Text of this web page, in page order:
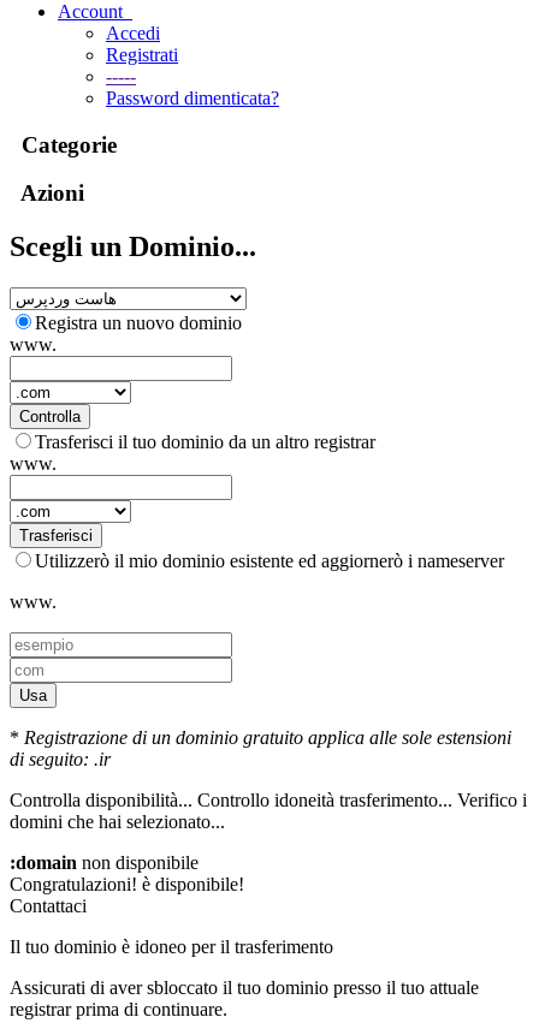
Account
Accedi
Registrati
-----
Password dimenticata?
Categorie
Azioni
Scegli un Dominio...
Registra un nuovo dominio
www.
Controlla
Trasferisci il tuo dominio da un altro registrar
www.
Trasferisci
Utilizzerò il mio dominio esistente ed aggiornerò i nameserver
www.
Usa
* Registrazione di un dominio gratuito applica alle sole estensioni
di seguito: .ir
Controlla disponibilità... Controllo idoneità trasferimento... Verifico i
domini che hai selezionato...
:domain non disponibile
Congratulazioni! è disponibile!
Contattaci
Il tuo dominio è idoneo per il trasferimento
Assicurati di aver sbloccato il tuo dominio presso il tuo attuale
registrar prima di continuare.